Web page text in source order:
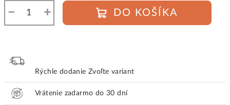
+
− DO KOŠÍKA
Rýchle dodanie Zvoľte variant
Vrátenie zadarmo do 30 dní